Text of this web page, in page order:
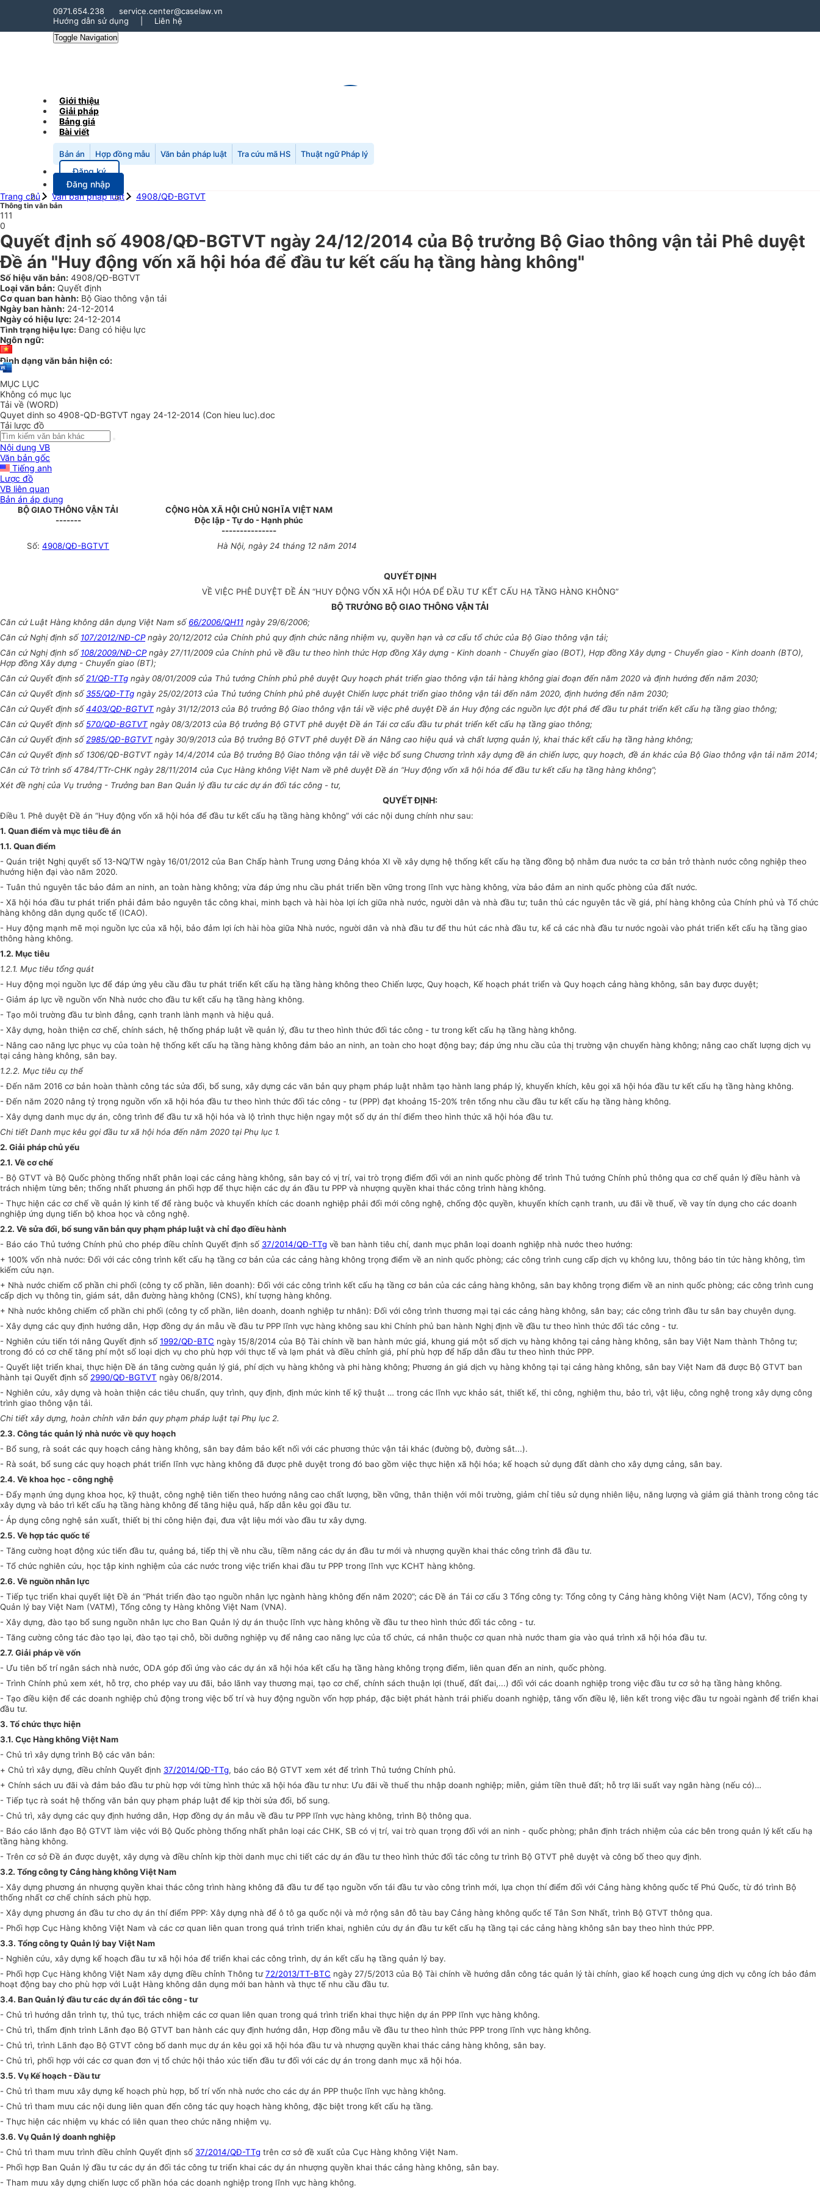
0971.654.238
service.center@caselaw.vn
Hướng dẫn sử dụng
Liên hệ
Toggle Navigation
Giới thiệu
Giải pháp
Bảng giá
Bài viết
Bản án Hợp đồng mẫu Văn bản pháp luật Tra cứu mã HS Thuật ngữ Pháp lý
Đăng ký
Đăng nhập
Trang chủ
Văn bản pháp luật 4908/QĐ-BGTVT
Thông tin văn bản
111
0
Quyết định số 4908/QĐ-BGTVT ngày 24/12/2014 của Bộ trưởng Bộ Giao thông vận tải Phê duyệt
Đề án "Huy động vốn xã hội hóa để đầu tư kết cấu hạ tầng hàng không"
Số hiệu văn bản: 4908/QĐ-BGTVT
Loại văn bản: Quyết định
Cơ quan ban hành: Bộ Giao thông vận tải
Ngày ban hành: 24-12-2014
Ngày có hiệu lực: 24-12-2014
Tình trạng hiệu lực: Đang có hiệu lực
Ngôn ngữ:
Định dạng văn bản hiện có:
MỤC LỤC
Không có mục lục
Tải về (WORD)
Quyet dinh so 4908-QD-BGTVT ngay 24-12-2014 (Con hieu luc).doc
Tải lược đồ
Nội dung VB
Văn bản gốc
Tiếng anh
Lược đồ
VB liên quan
Bản án áp dụng
BỘ GIAO THÔNG VẬN TẢI
-------
CỘNG HÒA XÃ HỘI CHỦ NGHĨA VIỆT NAM
Độc lập - Tự do - Hạnh phúc
---------------
Số: 4908/QĐ-BGTVT Hà Nội, ngày 24 tháng 12 năm 2014
QUYẾT ĐỊNH
VỀ VIỆC PHÊ DUYỆT ĐỀ ÁN “HUY ĐỘNG VỐN XÃ HỘI HÓA ĐỂ ĐẦU TƯ KẾT CẤU HẠ TẦNG HÀNG KHÔNG”
BỘ TRƯỞNG BỘ GIAO THÔNG VẬN TẢI
Căn cứ Luật Hàng không dân dụng Việt Nam số 66/2006/QH11 ngày 29/6/2006;
Căn cứ Nghị định số 107/2012/NĐ-CPngày 20/12/2012 của Chính phủ quy định chức năng nhiệm vụ, quyền hạn và cơ cấu tổ chức của Bộ Giao thông vận tải;
Căn cứ Nghị định số 108/2009/NĐ-CPngày 27/11/2009 của Chính phủ về đầu tư theo hình thức Hợp đồng Xây dựng - Kinh doanh - Chuyển giao (BOT), Hợp đồng Xây dựng - Chuyển giao - Kinh doanh (BTO),
Hợp đồng Xây dựng - Chuyển giao (BT);
Căn cứ Quyết định số 21/QĐ-TTg ngày 08/01/2009 của Thủ tướng Chính phủ phê duyệt Quy hoạch phát triển giao thông vận tải hàng không giai đoạn đến năm 2020 và định hướng đến năm 2030;
Căn cứ Quyết định số355/QĐ-TTg ngày 25/02/2013 của Thủ tướng Chính phủ phê duyệt Chiến lược phát triển giao thông vận tải đến năm 2020, định hướng đến năm 2030;
Căn cứ Quyết định số4403/QĐ-BGTVT ngày 31/12/2013 của Bộ trưởng Bộ Giao thông vận tải về việc phê duyệt Đề án Huy động các nguồn lực đột phá để đầu tư phát triển kết cấu hạ tầng giao thông;
Căn cứ Quyết định số 570/QĐ-BGTVT ngày 08/3/2013 của Bộ trưởng Bộ GTVT phê duyệt Đề án Tái cơ cấu đầu tư phát triển kết cấu hạ tầng giao thông;
Căn cứ Quyết định số 2985/QĐ-BGTVT ngày 30/9/2013 của Bộ trưởng Bộ GTVT phê duyệt Đề án Nâng cao hiệu quả và chất lượng quản lý, khai thác kết cấu hạ tầng hàng không;
Căn cứ Quyết định số 1306/QĐ-BGTVT ngày 14/4/2014 của Bộ trưởng Bộ Giao thông vận tải về việc bổ sung Chương trình xây dựng đề án chiến lược, quy hoạch, đề án khác của Bộ Giao thông vận tải năm 2014;
Căn cứ Tờ trình số 4784/TTr-CHK ngày 28/11/2014 của Cục Hàng không Việt Nam về phê duyệt Đề án “Huy động vốn xã hội hóa để đầu tư kết cấu hạ tầng hàng không”;
Xét đề nghị của Vụ trưởng - Trưởng ban Ban Quản lý đầu tư các dự án đối tác công - tư,
QUYẾT ĐỊNH:
Điều 1. Phê duyệt Đề án “Huy động vốn xã hội hóa để đầu tư kết cấu hạ tầng hàng không” với các nội dung chính như sau:
1. Quan điểm và mục tiêu đề án
1.1. Quan điểm
- Quán triệt Nghị quyết số 13-NQ/TW ngày 16/01/2012 của Ban Chấp hành Trung ương Đảng khóa XI về xây dựng hệ thống kết cấu hạ tầng đồng bộ nhằm đưa nước ta cơ bản trở thành nước công nghiệp theo
hướng hiện đại vào năm 2020.
- Tuân thủ nguyên tắc bảo đảm an ninh, an toàn hàng không; vừa đáp ứng nhu cầu phát triển bền vững trong lĩnh vực hàng không, vừa bảo đảm an ninh quốc phòng của đất nước.
- Xã hội hóa đầu tư phát triển phải đảm bảo nguyên tắc công khai, minh bạch và hài hòa lợi ích giữa nhà nước, người dân và nhà đầu tư; tuân thủ các nguyên tắc về giá, phí hàng không của Chính phủ và Tổ chức
hàng không dân dụng quốc tế (ICAO).
- Huy động mạnh mẽ mọi nguồn lực của xã hội, bảo đảm lợi ích hài hòa giữa Nhà nước, người dân và nhà đầu tư để thu hút các nhà đầu tư, kể cả các nhà đầu tư nước ngoài vào phát triển kết cấu hạ tầng giao
thông hàng không.
1.2. Mục tiêu
1.2.1. Mục tiêu tổng quát
- Huy động mọi nguồn lực để đáp ứng yêu cầu đầu tư phát triển kết cấu hạ tầng hàng không theo Chiến lược, Quy hoạch, Kế hoạch phát triển và Quy hoạch cảng hàng không, sân bay được duyệt;
- Giảm áp lực về nguồn vốn Nhà nước cho đầu tư kết cấu hạ tầng hàng không.
- Tạo môi trường đầu tư bình đẳng, cạnh tranh lành mạnh và hiệu quả.
- Xây dựng, hoàn thiện cơ chế, chính sách, hệ thống pháp luật về quản lý, đầu tư theo hình thức đối tác công - tư trong kết cấu hạ tầng hàng không.
- Nâng cao năng lực phục vụ của toàn hệ thống kết cấu hạ tầng hàng không đảm bảo an ninh, an toàn cho hoạt động bay; đáp ứng nhu cầu của thị trường vận chuyển hàng không; nâng cao chất lượng dịch vụ
tại cảng hàng không, sân bay.
1.2.2. Mục tiêu cụ thể
- Đến năm 2016 cơ bản hoàn thành công tác sửa đổi, bổ sung, xây dựng các văn bản quy phạm pháp luật nhằm tạo hành lang pháp lý, khuyến khích, kêu gọi xã hội hóa đầu tư kết cấu hạ tầng hàng không.
- Đến năm 2020 nâng tỷ trọng nguồn vốn xã hội hóa đầu tư theo hình thức đối tác công - tư (PPP) đạt khoảng 15-20% trên tổng nhu cầu đầu tư kết cấu hạ tầng hàng không.
- Xây dựng danh mục dự án, công trình để đầu tư xã hội hóa và lộ trình thực hiện ngay một số dự án thí điểm theo hình thức xã hội hóa đầu tư.
Chi tiết Danh mục kêu gọi đầu tư xã hội hóa đến năm 2020 tại Phụ lục 1.
2. Giải pháp chủ yếu
2.1. Về cơ chế
- Bộ GTVT và Bộ Quốc phòng thống nhất phân loại các cảng hàng không, sân bay có vị trí, vai trò trọng điểm đối với an ninh quốc phòng để trình Thủ tướng Chính phủ thông qua cơ chế quản lý điều hành và
trách nhiệm từng bên; thống nhất phương án phối hợp để thực hiện các dự án đầu tư PPP và nhượng quyền khai thác công trình hàng không.
- Thực hiện các cơ chế về quản lý kinh tế để ràng buộc và khuyến khích các doanh nghiệp phải đổi mới công nghệ, chống độc quyền, khuyến khích cạnh tranh, ưu đãi về thuế, về vay tín dụng cho các doanh
nghiệp ứng dụng tiến bộ khoa học và công nghệ.
2.2. Về sửa đổi, bổ sung văn bản quy phạm pháp luật và chỉ đạo điều hành
- Báo cáo Thủ tướng Chính phủ cho phép điều chỉnh Quyết định số 37/2014/QĐ-TTg về ban hành tiêu chí, danh mục phân loại doanh nghiệp nhà nước theo hướng:
+ 100% vốn nhà nước: Đối với các công trình kết cấu hạ tầng cơ bản của các cảng hàng không trọng điểm về an ninh quốc phòng; các công trình cung cấp dịch vụ không lưu, thông báo tin tức hàng không, tìm
kiếm cứu nạn.
+ Nhà nước chiếm cổ phần chi phối (công ty cổ phần, liên doanh): Đối với các công trình kết cấu hạ tầng cơ bản của các cảng hàng không, sân bay không trọng điểm về an ninh quốc phòng; các công trình cung
cấp dịch vụ thông tin, giám sát, dẫn đường hàng không (CNS), khí tượng hàng không.
+ Nhà nước không chiếm cổ phần chi phối (công ty cổ phần, liên doanh, doanh nghiệp tư nhân): Đối với công trình thương mại tại các cảng hàng không, sân bay; các công trình đầu tư sân bay chuyên dụng.
- Xây dựng các quy định hướng dẫn, Hợp đồng dự án mẫu về đầu tư PPP lĩnh vực hàng không sau khi Chính phủ ban hành Nghị định về đầu tư theo hình thức đối tác công - tư.
- Nghiên cứu tiến tới nâng Quyết định số 1992/QĐ-BTC ngày 15/8/2014 của Bộ Tài chính về ban hành mức giá, khung giá một số dịch vụ hàng không tại cảng hàng không, sân bay Việt Nam thành Thông tư;
trong đó có cơ chế tăng phí một số loại dịch vụ cho phù hợp với thực tế và lạm phát và điều chỉnh giá, phí phù hợp để hấp dẫn đầu tư theo hình thức PPP.
- Quyết liệt triển khai, thực hiện Đề án tăng cường quản lý giá, phí dịch vụ hàng không và phi hàng không; Phương án giá dịch vụ hàng không tại tại cảng hàng không, sân bay Việt Nam đã được Bộ GTVT ban
hành tại Quyết định số 2990/QĐ-BGTVT ngày 06/8/2014.
- Nghiên cứu, xây dựng và hoàn thiện các tiêu chuẩn, quy trình, quy định, định mức kinh tế kỹ thuật … trong các lĩnh vực khảo sát, thiết kế, thi công, nghiệm thu, bảo trì, vật liệu, công nghệ trong xây dựng công
trình giao thông vận tải.
Chi tiết xây dựng, hoàn chỉnh văn bản quy phạm pháp luật tại Phụ lục 2.
2.3. Công tác quản lý nhà nướcvềquy hoạch
- Bổ sung, rà soát các quy hoạch cảng hàng không, sân bay đảm bảo kết nối với các phương thức vận tải khác (đường bộ, đường sắt...).
- Rà soát, bổ sung các quy hoạch phát triển lĩnh vực hàng không đã được phê duyệt trong đó bao gồm việc thực hiện xã hội hóa; kế hoạch sử dụng đất dành cho xây dựng cảng, sân bay.
2.4. Về khoa học - công nghệ
- Đẩy mạnh ứng dụng khoa học, kỹ thuật, công nghệ tiên tiến theo hướng nâng cao chất lượng, bền vững, thân thiện với môi trường, giảm chỉ tiêu sử dụng nhiên liệu, năng lượng và giảm giá thành trong công tác
xây dựng và bảo trì kết cấu hạ tầng hàng không để tăng hiệu quả, hấp dẫn kêu gọi đầu tư.
- Áp dụng công nghệ sản xuất, thiết bị thi công hiện đại, đưa vật liệu mới vào đầu tư xây dựng.
2.5. Về hợp tác quốc tế
- Tăng cường hoạt động xúc tiến đầu tư, quảng bá, tiếp thị về nhu cầu, tiềm năng các dự án đầu tư mới và nhượng quyền khai thác công trình đã đầu tư.
- Tổ chức nghiên cứu, học tập kinh nghiệm của các nước trong việc triển khai đầu tư PPP trong lĩnh vực KCHT hàng không.
2.6. Về nguồn nhân lực
- Tiếp tục triển khai quyết liệt Đề án “Phát triển đào tạo nguồn nhân lực ngành hàng không đến năm 2020”; các Đề án Tái cơ cấu 3 Tổng công ty: Tổng công ty Cảng hàng không Việt Nam (ACV), Tổng công ty
Quản lý bay Việt Nam (VATM), Tổng công ty Hàng không Việt Nam (VNA).
- Xây dựng, đào tạo bổ sung nguồn nhân lực cho Ban Quản lý dự án thuộc lĩnh vực hàng không về đầu tư theo hình thức đối tác công - tư.
- Tăng cường công tác đào tạo lại, đào tạo tại chỗ, bồi dưỡng nghiệp vụ để nâng cao năng lực của tổ chức, cá nhân thuộc cơ quan nhà nước tham gia vào quá trình xã hội hóa đầu tư.
2.7. Giải pháp về vốn
- Ưu tiên bố trí ngân sách nhà nước, ODA góp đối ứng vào các dự án xã hội hóa kết cấu hạ tầng hàng không trọng điểm, liên quan đến an ninh, quốc phòng.
- Trình Chính phủ xem xét, hỗ trợ, cho phép vay ưu đãi, bảo lãnh vay thương mại, tạo cơ chế, chính sách thuận lợi (thuế, đất đai,...) đối với các doanh nghiệp trong việc đầu tư cơ sở hạ tầng hàng không.
- Tạo điều kiện để các doanh nghiệp chủ động trong việc bố trí và huy động nguồn vốn hợp pháp, đặc biệt phát hành trái phiếu doanh nghiệp, tăng vốn điều lệ, liên kết trong việc đầu tư ngoài ngành để triển khai
đầu tư.
3. Tổ chức thực hiện
3.1. Cục Hàng không Việt Nam
- Chủ trì xây dựng trình Bộ các văn bản:
+ Chủ trì xây dựng, điều chỉnh Quyết định 37/2014/QĐ-TTg, báo cáo Bộ GTVT xem xét để trình Thủ tướng Chính phủ.
+ Chính sách ưu đãi và đảm bảo đầu tư phù hợp với từng hình thức xã hội hóa đầu tư như: Ưu đãi về thuế thu nhập doanh nghiệp; miễn, giảm tiền thuê đất; hỗ trợ lãi suất vay ngân hàng (nếu có)…
- Tiếp tục rà soát hệ thống văn bản quy phạm pháp luật để kịp thời sửa đổi, bổ sung.
- Chủ trì, xây dựng các quy định hướng dẫn, Hợp đồng dự án mẫu về đầu tư PPP lĩnh vực hàng không, trình Bộ thông qua.
- Báo cáo lãnh đạo Bộ GTVT làm việc với Bộ Quốc phòng thống nhất phân loại các CHK, SB có vị trí, vai trò quan trọng đối với an ninh - quốc phòng; phân định trách nhiệm của các bên trong quản lý kết cấu hạ
tầng hàng không.
- Trên cơ sở Đề án được duyệt, xây dựng và điều chỉnh kịp thời danh mục chi tiết các dự án đầu tư theo hình thức đối tác công tư trình Bộ GTVT phê duyệt và công bố theo quy định.
3.2. Tổng công ty Cảng hàng không Việt Nam
- Xây dựng phương án nhượng quyền khai thác công trình hàng không đã đầu tư để tạo nguồn vốn tái đầu tư vào công trình mới, lựa chọn thí điểm đối với Cảng hàng không quốc tế Phú Quốc, từ đó trình Bộ
thống nhất cơ chế chính sách phù hợp.
- Xây dựng phương án đầu tư cho dự án thí điểm PPP: Xây dựng nhà để ô tô ga quốc nội và mở rộng sân đỗ tàu bay Cảng hàng không quốc tế Tân Sơn Nhất, trình Bộ GTVT thông qua.
- Phối hợp Cục Hàng không Việt Nam và các cơ quan liên quan trong quá trình triển khai, nghiên cứu dự án đầu tư kết cấu hạ tầng tại các cảng hàng không sân bay theo hình thức PPP.
3.3. Tổng công ty Quản lý bay Việt Nam
- Nghiên cứu, xây dựng kế hoạch đầu tư xã hội hóa để triển khai các công trình, dự án kết cấu hạ tầng quản lý bay.
- Phối hợp Cục Hàng không Việt Nam xây dựng điều chỉnh Thông tư72/2013/TT-BTC ngày 27/5/2013 của Bộ Tài chính về hướng dẫn công tác quản lý tài chính, giao kế hoạch cung ứng dịch vụ công ích bảo đảm
hoạt động bay cho phù hợp với Luật Hàng không dân dụng mới ban hành và thực tế nhu cầu đầu tư.
3.4. Ban Quản lý đầu tư các dự án đối tác công - tư
- Chủ trì hướng dẫn trình tự, thủ tục, trách nhiệm các cơ quan liên quan trong quá trình triển khai thực hiện dự án PPP lĩnh vực hàng không.
- Chủ trì, thẩm định trình Lãnh đạo Bộ GTVT ban hành các quy định hướng dẫn, Hợp đồng mẫu về đầu tư theo hình thức PPP trong lĩnh vực hàng không.
- Chủ trì, trình Lãnh đạo Bộ GTVT công bố danh mục dự án kêu gọi xã hội hóa đầu tư và nhượng quyền khai thác cảng hàng không, sân bay.
- Chủ trì, phối hợp với các cơ quan đơn vị tổ chức hội thảo xúc tiến đầu tư đối với các dự án trong danh mục xã hội hóa.
3.5. Vụ Kế hoạch - Đầu tư
- Chủ trì tham mưu xây dựng kế hoạch phù hợp, bố trí vốn nhà nước cho các dự án PPP thuộc lĩnh vực hàng không.
- Chủ trì tham mưu các nội dung liên quan đến công tác quy hoạch hàng không, đặc biệt trong kết cấu hạ tầng.
- Thực hiện các nhiệm vụ khác có liên quan theo chức năng nhiệm vụ.
3.6. Vụ Quản lý doanh nghiệp
- Chủ trì tham mưu trình điều chỉnh Quyết định số 37/2014/QĐ-TTg trên cơ sở đề xuất của Cục Hàng không Việt Nam.
- Phối hợp Ban Quản lý đầu tư các dự án đối tác công tư triển khai các dự án nhượng quyền khai thác cảng hàng không, sân bay.
- Tham mưu xây dựng chiến lược cổ phần hóa các doanh nghiệp trong lĩnh vực hàng không.